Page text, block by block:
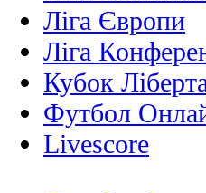
Ліга Європи
Ліга
Кубок
Футбол
Livescore